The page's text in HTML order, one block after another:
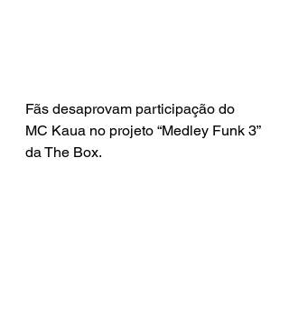
Fãs desaprovam participação do
MC Kaua no projeto “Medley Funk 3”
da The Box.